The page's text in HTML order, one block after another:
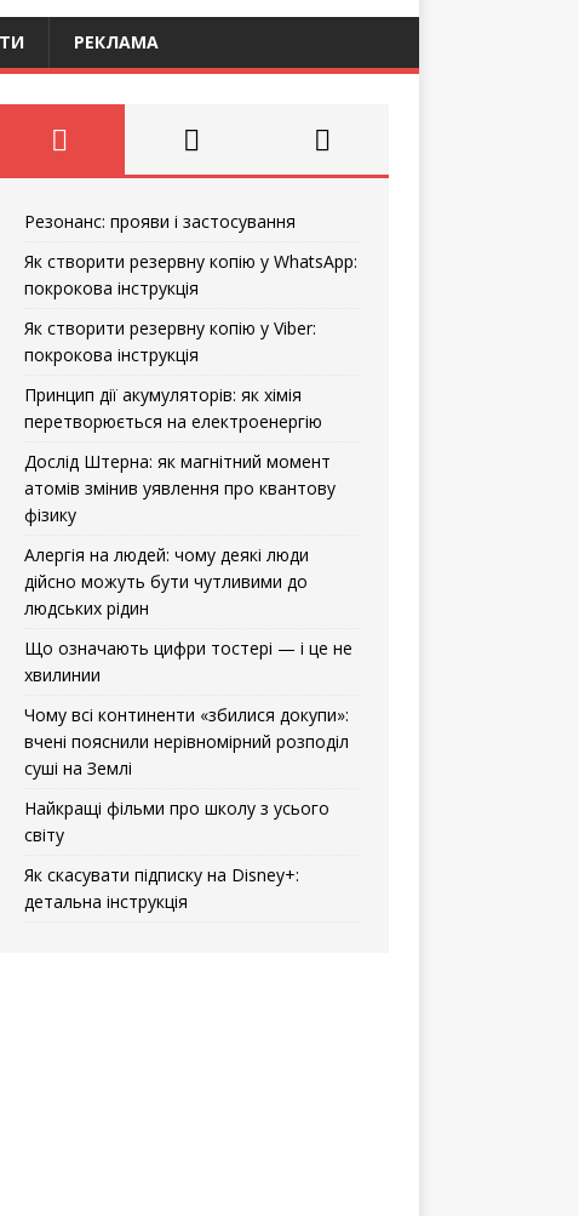
РЕКЛАМА
Резонанс: прояви і застосування
Як створити резервну копію у WhatsApp:
покрокова інструкція
Як створити резервну копію у Viber:
покрокова інструкція
Принцип дії акумуляторів: як хімія
перетворюється на електроенергію
Дослід Штерна: як магнітний момент
атомів змінив уявлення про квантову
фізику
Алергія на людей: чому деякі люди
дійсно можуть бути чутливими до
людських рідин
Що означають цифри тостері — і це не
хвилинии
Чому всі континенти «збилися докупи»:
вчені пояснили нерівномірний розподіл
суші на Землі
Найкращі фільми про школу з усього
світу
Як скасувати підписку на Disney+:
детальна інструкція